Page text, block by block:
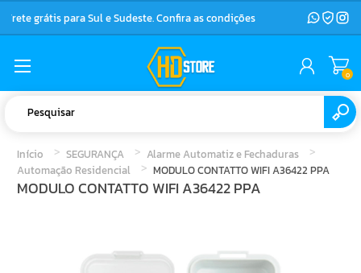
Frete grátis para Sul e Sudeste. Confira as condições
0
Início SEGURANÇA
Alarme Automatiz e Fechaduras
Automação Residencial
MODULO CONTATTO WIFI A36422 PPA
MODULO CONTATTO WIFI A36422 PPA